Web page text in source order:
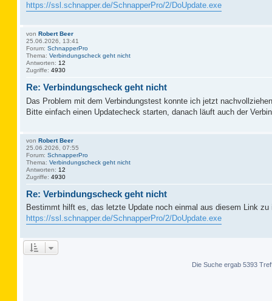
https://ssl.schnapper.de/SchnapperPro/2/DoUpdate.exe
von Robert Beer
25.06.2026, 13:41
Forum: SchnapperPro
Thema: Verbindungscheck geht nicht
Antworten: 12
Zugriffe: 4930
Re: Verbindungscheck geht nicht
Das Problem mit dem Verbindungstest konnte ich jetzt
Bitte einfach einen Updatecheck starten, danach läuft auch der
von Robert Beer
25.06.2026, 07:55
Forum: SchnapperPro
Thema: Verbindungscheck geht nicht
Antworten: 12
Zugriffe: 4930
Re: Verbindungscheck geht nicht
Bestimmt hilft es, das letzte Update noch einmal aus diesem Link zu
https://ssl.schnapper.de/SchnapperPro/2/DoUpdate.exe
Die Suche ergab 5393